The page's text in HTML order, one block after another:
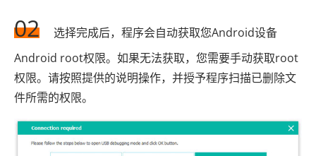
02
选择完成后，程序会自动获取您Android设备
Android root权限。如果无法获取，您需要手动获取root
权限。请按照提供的说明操作，并授予程序扫描已删除文
件所需的权限。